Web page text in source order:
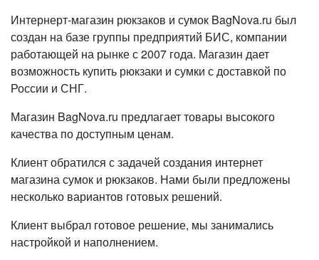
Интернерт-магазин рюкзаков и сумок BagNova.ru был
создан на базе группы предприятий БИС, компании
работающей на рынке с 2007 года. Магазин дает
возможность купить рюкзаки и сумки с доставкой по
России и СНГ.
Магазин BagNova.ru предлагает товары высокого
качества по доступным ценам.
Клиент обратился с задачей создания интернет
магазина сумок и рюкзаков. Нами были предложены
несколько вариантов готовых решений.
Клиент выбрал готовое решение, мы занимались
настройкой и наполнением.